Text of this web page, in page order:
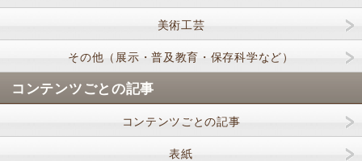
美術工芸
その他（展示・普及教育・保存科学など）
コンテンツごとの記事
コンテンツごとの記事
表紙